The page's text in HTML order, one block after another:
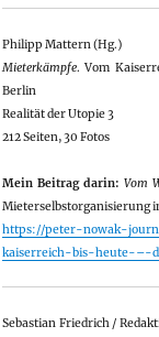
Philipp Mattern (Hg.)
Mieterkämpfe. Vom
Berlin
Realität der Utopie 3
212 Seiten, 30 Fotos
Mein Beitrag darin: Vom
Mieterselbstorganisierung
https://peter-nowak-
kaiserreich-bis-heute-–-
Sebastian Friedrich /